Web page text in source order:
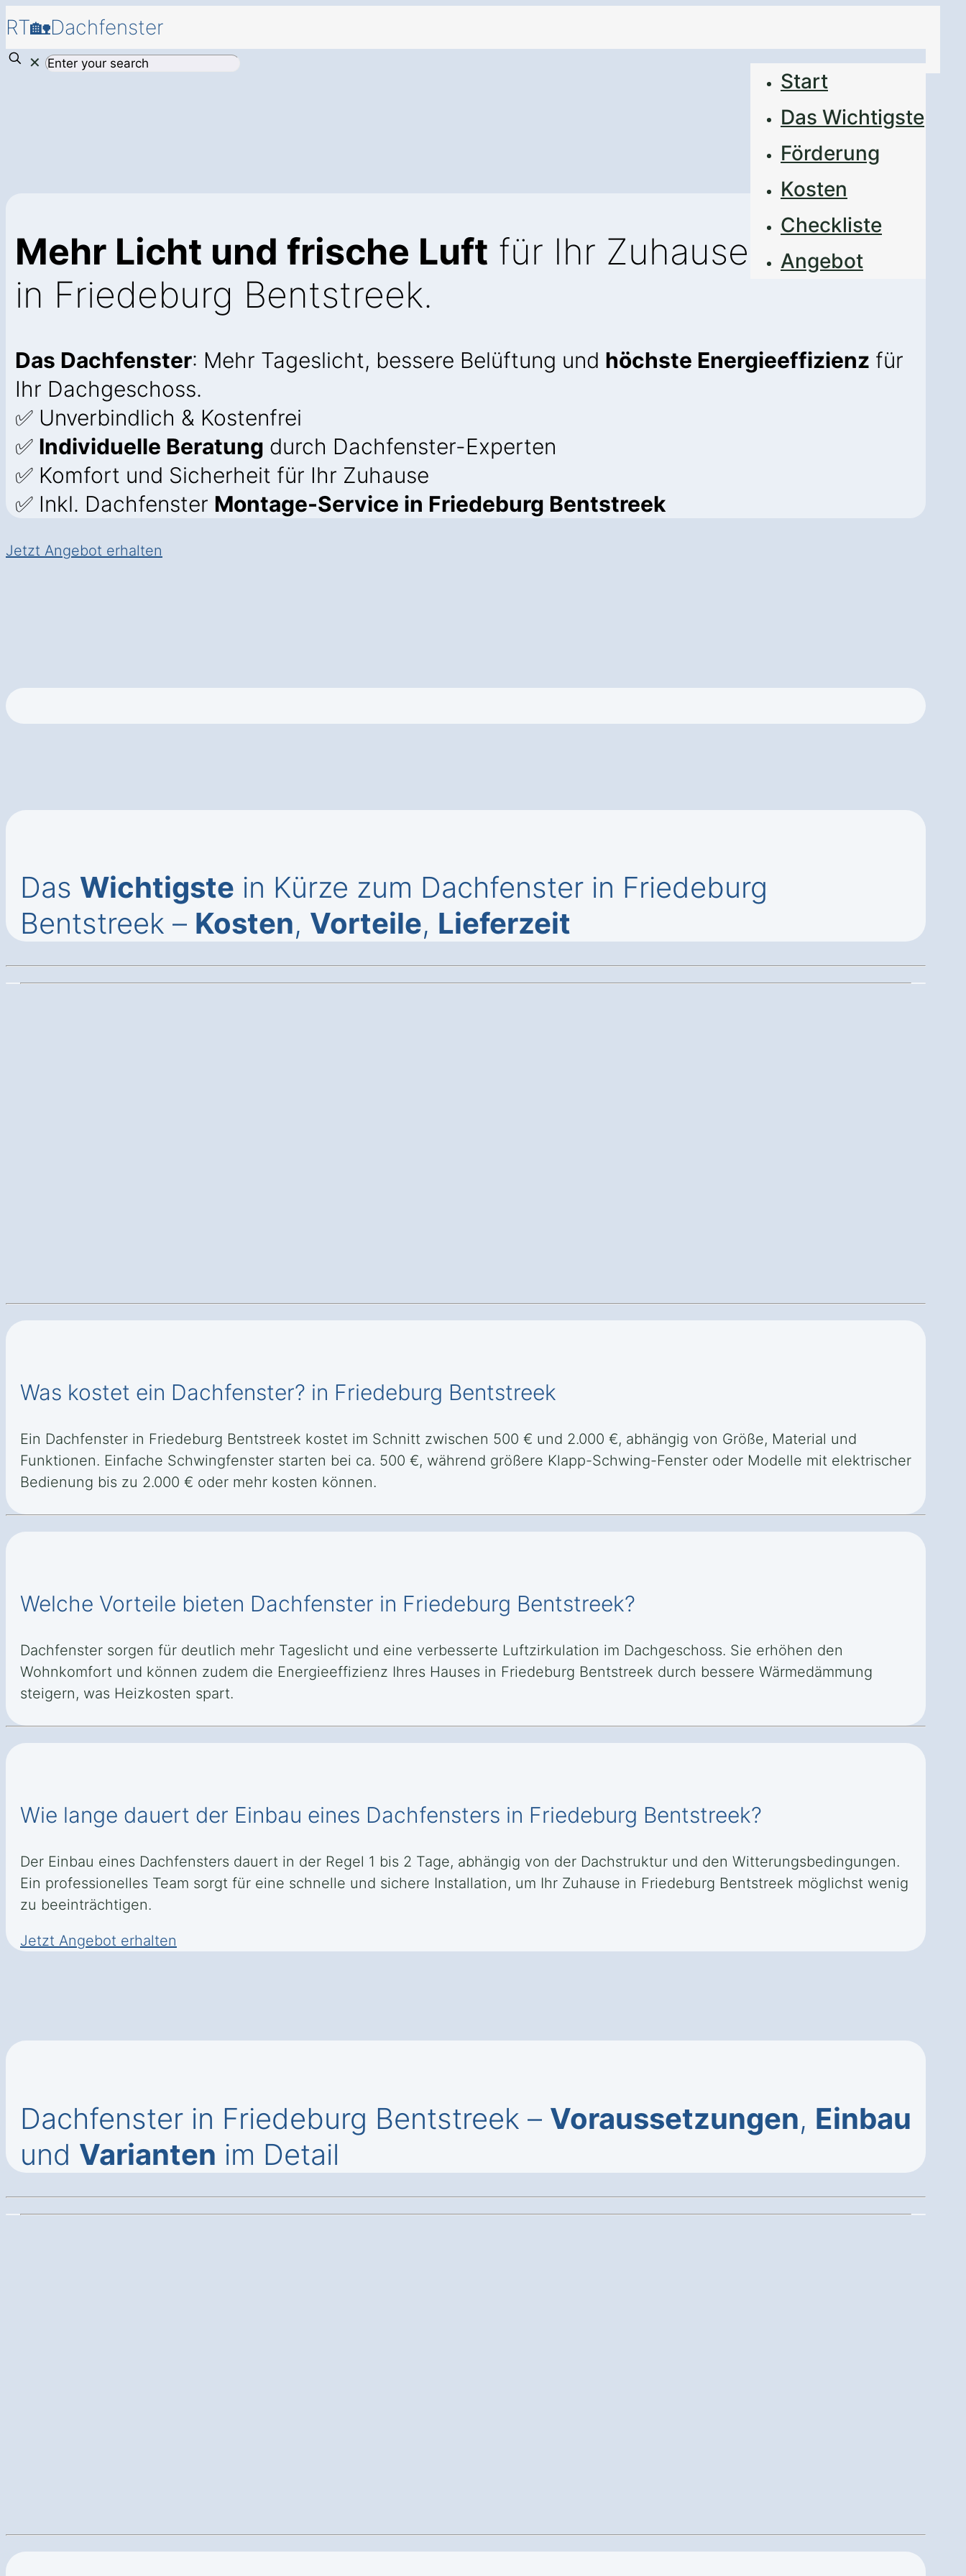
RT🏡Dachfenster
Start
Das Wichtigste
Förderung
Kosten
Checkliste
Angebot
✕
Mehr Licht und frische Luft für Ihr Zuhause
in Friedeburg Bentstreek.
Das Dachfenster: Mehr Tageslicht, bessere Belüftung und höchste Energieeffizienz für
Ihr Dachgeschoss.
✅ Unverbindlich & Kostenfrei
✅ Individuelle Beratung durch Dachfenster-Experten
✅ Komfort und Sicherheit für Ihr Zuhause
✅ Inkl. Dachfenster Montage-Service in Friedeburg Bentstreek
Jetzt Angebot erhalten
Das Wichtigste in Kürze zum Dachfenster in Friedeburg
Bentstreek – Kosten, Vorteile, Lieferzeit
Was kostet ein Dachfenster? in Friedeburg Bentstreek
Ein Dachfenster in Friedeburg Bentstreek kostet im Schnitt zwischen 500 € und 2.000 €, abhängig von Größe, Material und
Funktionen. Einfache Schwingfenster starten bei ca. 500 €, während größere Klapp-Schwing-Fenster oder Modelle mit elektrischer
Bedienung bis zu 2.000 € oder mehr kosten können.
Welche Vorteile bieten Dachfenster in Friedeburg Bentstreek?
Dachfenster sorgen für deutlich mehr Tageslicht und eine verbesserte Luftzirkulation im Dachgeschoss. Sie erhöhen den
Wohnkomfort und können zudem die Energieeffizienz Ihres Hauses in Friedeburg Bentstreek durch bessere Wärmedämmung
steigern, was Heizkosten spart.
Wie lange dauert der Einbau eines Dachfensters in Friedeburg Bentstreek?
Der Einbau eines Dachfensters dauert in der Regel 1 bis 2 Tage, abhängig von der Dachstruktur und den Witterungsbedingungen.
Ein professionelles Team sorgt für eine schnelle und sichere Installation, um Ihr Zuhause in Friedeburg Bentstreek möglichst wenig
zu beeinträchtigen.
Jetzt Angebot erhalten
Dachfenster in Friedeburg Bentstreek – Voraussetzungen, Einbau
und Varianten im Detail